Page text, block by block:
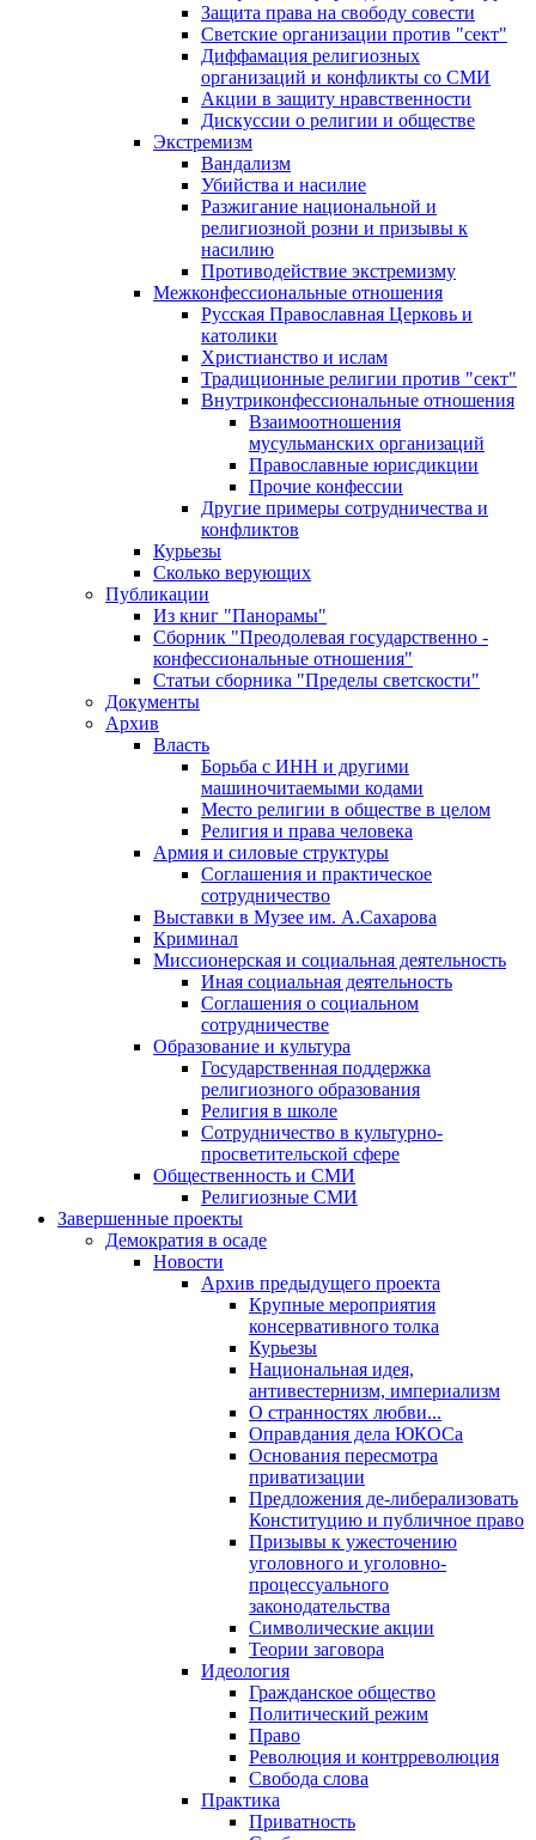
Защита права на свободу совести
Светские организации против "сект"
Диффамация религиозных
организаций и конфликты со СМИ
Акции в защиту нравственности
Дискуссии о религии и обществе
Экстремизм
Вандализм
Убийства и насилие
Разжигание национальной и
религиозной розни и призывы к
насилию
Противодействие экстремизму
Межконфессиональные отношения
Русская Православная Церковь и
католики
Христианство и ислам
Традиционные религии против "сект"
Внутриконфессиональные отношения
Взаимоотношения
мусульманских организаций
Православные юрисдикции
Прочие конфессии
Другие примеры сотрудничества и
конфликтов
Курьезы
Сколько верующих
Публикации
Из книг "Панорамы"
Сборник "Преодолевая государственно -
конфессиональные отношения"
Статьи сборника "Пределы светскости"
Документы
Архив
Власть
Борьба с ИНН и другими
машиночитаемыми кодами
Место религии в обществе в целом
Религия и права человека
Армия и силовые структуры
Соглашения и практическое
сотрудничество
Выставки в Музее им. А.Сахарова
Криминал
Миссионерская и социальная деятельность
Иная социальная деятельность
Соглашения о социальном
сотрудничестве
Образование и культура
Государственная поддержка
религиозного образования
Религия в школе
Сотрудничество в культурно-
просветительской сфере
Общественность и СМИ
Религиозные СМИ
Завершенные проекты
Демократия в осаде
Новости
Архив предыдущего проекта
Крупные мероприятия
консервативного толка
Курьезы
Национальная идея,
антивестернизм, империализм
О странностях любви...
Оправдания дела ЮКОСа
Основания пересмотра
приватизации
Предложения де-либерализовать
Конституцию и публичное право
Призывы к ужесточению
уголовного и уголовно-
процессуального
законодательства
Символические акции
Теории заговора
Идеология
Гражданское общество
Политический режим
Право
Революция и контрреволюция
Свобода слова
Практика
Приватность